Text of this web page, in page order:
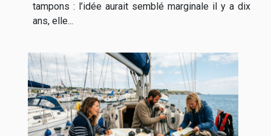
tampons : l’idée aurait semblé marginale il y a dix
ans, elle...